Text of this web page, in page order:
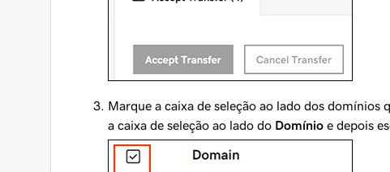
Marque a caixa de seleção ao lado dos domínios
a caixa de seleção ao lado do Domínio e depois